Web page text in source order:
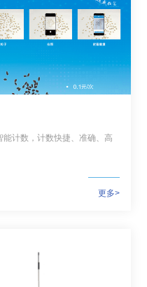
计数，计数快捷、准确、高
更多>